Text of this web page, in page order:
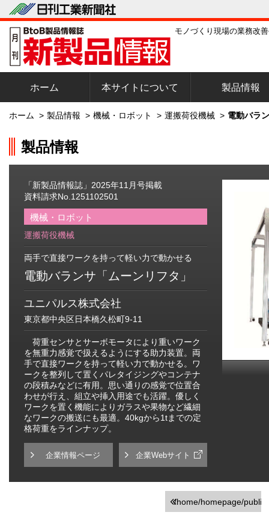
モノづくり現場の業務改
ホーム 本サイトについて 製品情報
ホーム > 製品情報 > 機械・ロボット > 運搬荷役機械 > 電動バラ
製品情報
「新製品情報誌」2025年11月号掲載
資料請求No.1251102501
機械・ロボット
運搬荷役機械
両手で直接ワークを持って軽い力で動かせる
電動バランサ「ムーンリフタ」
ユニパルス株式会社
東京都中央区日本橋久松町9-11
荷重センサとサーボモータにより重いワーク
を無重力感覚で扱えるようにする助力装置。両
手で直接ワークを持って軽い力で動かせる。ワ
ークを整列して置くパレタイジングやコンテナ
の段積みなどに有用。思い通りの感覚で位置合
わせが行え、組立や挿入用途でも活躍。優しく
ワークを置く機能によりガラスや果物など繊細
なワークの搬送にも最適。40kgから1tまでの定
格荷重をラインナップ。
企業情報ページ 企業Webサイト
/home/homepage/